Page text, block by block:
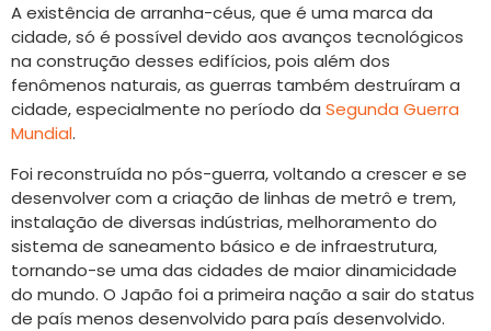
A existência de arranha-céus, que é uma marca da
cidade, só é possível devido aos avanços tecnológicos
na construção desses edifícios, pois além dos
fenômenos naturais, as guerras também destruíram a
cidade, especialmente no período da Segunda Guerra
Mundial.
Foi reconstruída no pós-guerra, voltando a crescer e se
desenvolver com a criação de linhas de metrô e trem,
instalação de diversas indústrias, melhoramento do
sistema de saneamento básico e de infraestrutura,
tornando-se uma das cidades de maior dinamicidade
do mundo. O Japão foi a primeira nação a sair do status
de país menos desenvolvido para país desenvolvido.